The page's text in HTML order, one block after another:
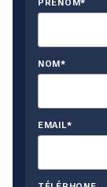
PRÉNOM*
NOM*
EMAIL*